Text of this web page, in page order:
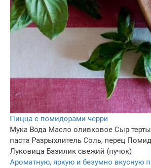
Пицца с помидорами черри
Мука Вода Масло оливковое Сыр
паста Разрыхлитель Соль, перец
Луковица Базилик свежий (пучок)
Ароматную, яркую и безумно вкусную